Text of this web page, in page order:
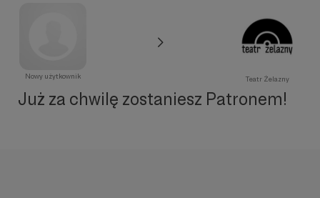
Nowy użytkownik Teatr Żelazny
Już za chwilę zostaniesz Patronem!